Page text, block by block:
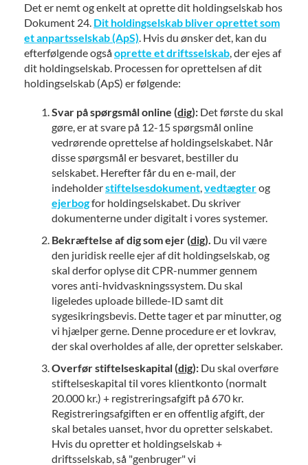
Det er nemt og enkelt at oprette dit holdingselskab hos
Dokument 24. Dit holdingselskab bliver oprettet som
et anpartsselskab (ApS). Hvis du ønsker det, kan du
efterfølgende ogsåoprette et driftsselskab, der ejes af
dit holdingselskab. Processen for oprettelsen af dit
holdingselskab (ApS) er følgende:
Svar på spørgsmål online (dig): Det første du skal
gøre, er at svare på 12-15 spørgsmål online
vedrørende oprettelse af holdingselskabet. Når
disse spørgsmål er besvaret, bestiller du
selskabet. Herefter får du en e-mail, der
indeholderstiftelsesdokument,vedtægterog
ejerbogfor holdingselskabet. Du skriver
dokumenterne under digitalt i vores systemer.
Bekræftelse af dig som ejer (dig). Du vil være
den juridisk reelle ejer af dit holdingselskab, og
skal derfor oplyse dit CPR-nummer gennem
vores anti-hvidvaskningssystem. Du skal
ligeledes uploade billede-ID samt dit
sygesikringsbevis. Dette tager et par minutter, og
vi hjælper gerne. Denne procedure er et lovkrav,
der skal overholdes af alle, der opretter selskaber.
Overfør stiftelseskapital (dig): Du skal overføre
stiftelseskapital til vores klientkonto (normalt
20.000 kr.) + registreringsafgift på 670 kr.
Registreringsafgiften er en offentlig afgift, der
skal betales uanset, hvor du opretter selskabet.
Hvis du opretter et holdingselskab +
driftsselskab, så "genbruger" vi